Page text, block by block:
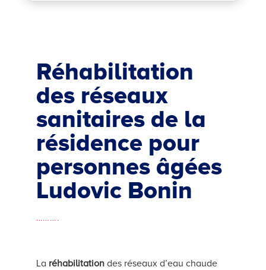
Réhabilitation
des réseaux
sanitaires de la
résidence pour
personnes âgées
Ludovic Bonin
……….
La réhabilitationdes réseaux d’eau chaude